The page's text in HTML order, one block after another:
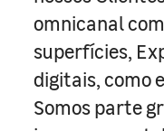
omnicanal
superfícies,
digitais, como
Somos parte